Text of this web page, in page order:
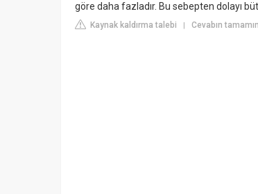
göre daha fazladır. Bu sebepten dolayı
Kaynak kaldırma talebi | Cevabın